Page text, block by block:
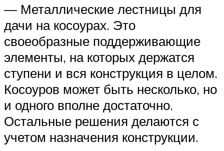
— Металлические лестницы для
дачи на косоурах. Это
своеобразные поддерживающие
элементы, на которых держатся
ступени и вся конструкция в целом.
Косоуров может быть несколько, но
и одного вполне достаточно.
Остальные решения делаются с
учетом назначения конструкции.